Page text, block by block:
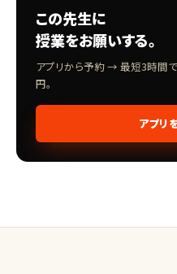
この先生に
授業をお願いする。
アプリから予約 → 最短3時間
円。
アプリ